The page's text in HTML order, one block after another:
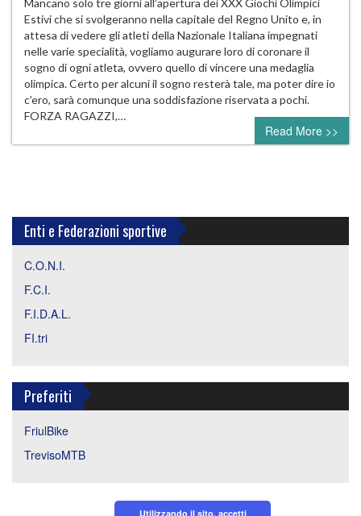
Estivi che si svolgeranno nella capitale del Regno Unito e, in
attesa di vedere gli atleti della Nazionale Italiana impegnati
nelle varie specialità, vogliamo augurare loro di coronare il
sogno di ogni atleta, ovvero quello di vincere una medaglia
olimpica. Certo per alcuni il sogno resterà tale, ma poter dire io
c’ero, sarà comunque una soddisfazione riservata a pochi.
FORZA RAGAZZI,…
Read More >>
Enti e Federazioni sportive
C.O.N.I.
F.C.I.
F.I.D.A.L.
FI.tri
Preferiti
FriulBike
TrevisoMTB
Utilizzando il sito, accetti